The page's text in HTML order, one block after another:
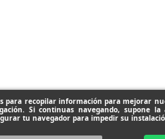
para recopilar información para mejorar
Si continuas navegando, supone la
tu navegador para impedir su